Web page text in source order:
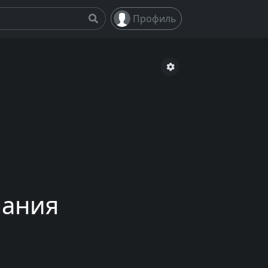
Профиль